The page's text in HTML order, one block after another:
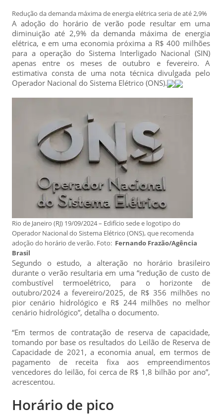
Redução da demanda máxima de energia elétrica seria de até 2,9%
A adoção do horário de verão pode resultar em uma
diminuição até 2,9% da demanda máxima de energia
elétrica, e em uma economia próxima a R$ 400 milhões
para a operação do Sistema Interligado Nacional (SIN)
apenas entre os meses de outubro e fevereiro. A
estimativa consta de uma nota técnica divulgada pelo
Operador Nacional do Sistema Elétrico (ONS).
Rio de Janeiro (RJ) 19/09/2024 – Edifício sede e logotipo do
Operador Nacional do Sistema Elétrico (ONS), que recomenda
adoção do horário de verão. Foto: Fernando Frazão/Agência
Brasil
Segundo o estudo, a alteração no horário brasileiro
durante o verão resultaria em uma “redução de custo de
combustível termoelétrico, para o horizonte de
outubro/2024 a fevereiro/2025, de R$ 356 milhões no
pior cenário hidrológico e R$ 244 milhões no melhor
cenário hidrológico”, detalha o documento.
“Em termos de contratação de reserva de capacidade,
tomando por base os resultados do Leilão de Reserva de
Capacidade de 2021, a economia anual, em termos de
pagamento de receita fixa aos empreendimentos
vencedores do leilão, foi cerca de R$ 1,8 bilhão por ano”,
acrescentou.
Horário de pico